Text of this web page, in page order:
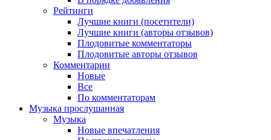
Рейтинги
Лучшие книги (посетители)
Лучшие книги (авторы отзывов)
Плодовитые комментаторы
Плодовитые авторы отзывов
Комментарии
Новые
Все
По комментаторам
Музыка прослушанная
Музыка
Новые впечатления